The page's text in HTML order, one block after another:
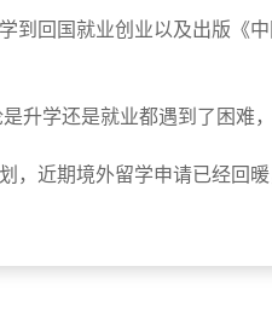
到回国就业创业以及出版《
学还是就业都遇到了困难
，近期境外留学申请已经回